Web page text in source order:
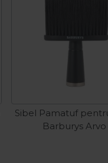
Sibel Pamatuf
Barburys Arvo